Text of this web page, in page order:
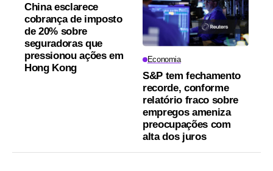
China esclarece
cobrança de imposto
de 20% sobre
seguradoras que
pressionou ações em
Hong Kong
Economia
S&P tem fechamento
recorde, conforme
relatório fraco sobre
empregos ameniza
preocupações com
alta dos juros